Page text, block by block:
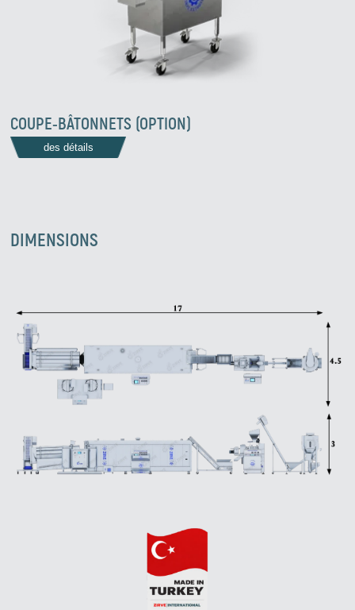
COUPE-BÂTONNETS (OPTION)
des détails
DIMENSIONS